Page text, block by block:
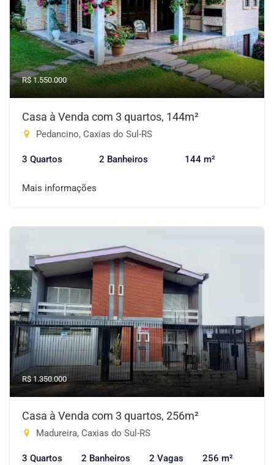
R$ 1.550.000
Casa à Venda com 3 quartos, 144m²
Pedancino, Caxias do Sul-RS
3 Quartos 2 Banheiros 144 m²
Mais informações
R$ 1.350.000
Casa à Venda com 3 quartos, 256m²
Madureira, Caxias do Sul-RS
3 Quartos 2 Banheiros 2 Vagas 256 m²